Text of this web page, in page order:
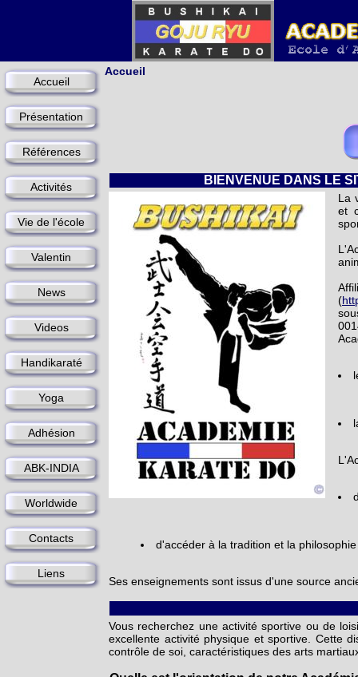
Accueil
Présentation
Références
Activités
Vie de l'école
Valentin
News
Videos
Handikaraté
Yoga
Adhésion
ABK-INDIA
Worldwide
Contacts
Liens
Accueil
BIENVENUE DANS LE
La
et
(
d'accéder à la tradition et la
Ses enseignements sont issus d'une source
Vous recherchez une activité sportive ou de
excellente activité physique et sportive. Cette
contrôle de soi, caractéristiques des arts